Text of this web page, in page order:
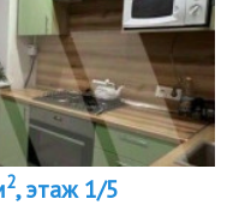
2, этаж 1/5